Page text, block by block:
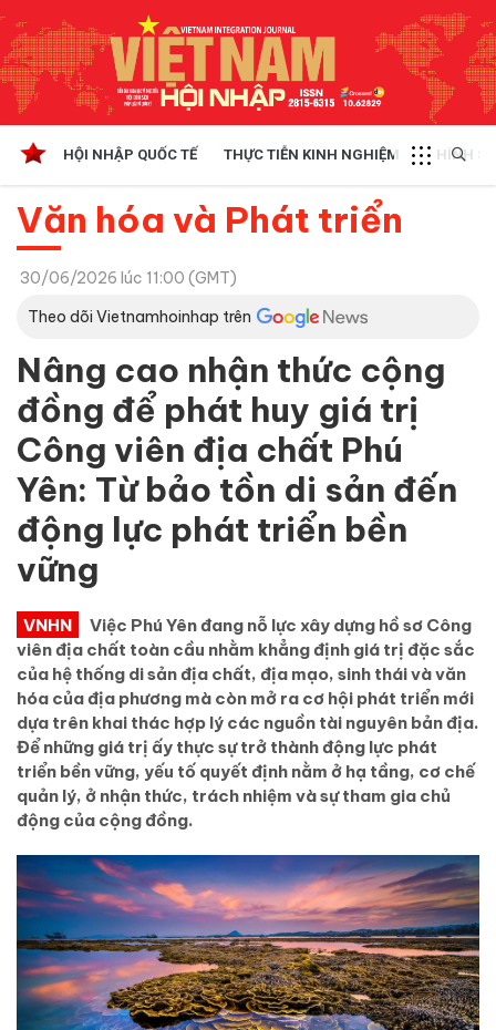
HỘI NHẬP QUỐC TẾ THỰC TIỄN KINH NGHIỆM CHÍNH
Văn hóa và Phát triển
30/06/2026 lúc 11:00 (GMT)
Theo dõi Vietnamhoinhap trên
Nâng cao nhận thức cộng
đồng để phát huy giá trị
Công viên địa chất Phú
Yên: Từ bảo tồn di sản đến
động lực phát triển bền
vững
VNHN
Việc Phú Yên đang nỗ lực xây dựng hồ sơ Công
viên địa chất toàn cầu nhằm khẳng định giá trị đặc sắc
của hệ thống di sản địa chất, địa mạo, sinh thái và văn
hóa của địa phương mà còn mở ra cơ hội phát triển mới
dựa trên khai thác hợp lý các nguồn tài nguyên bản địa.
Để những giá trị ấy thực sự trở thành động lực phát
triển bền vững, yếu tố quyết định nằm ở hạ tầng, cơ chế
quản lý, ở nhận thức, trách nhiệm và sự tham gia chủ
động của cộng đồng.